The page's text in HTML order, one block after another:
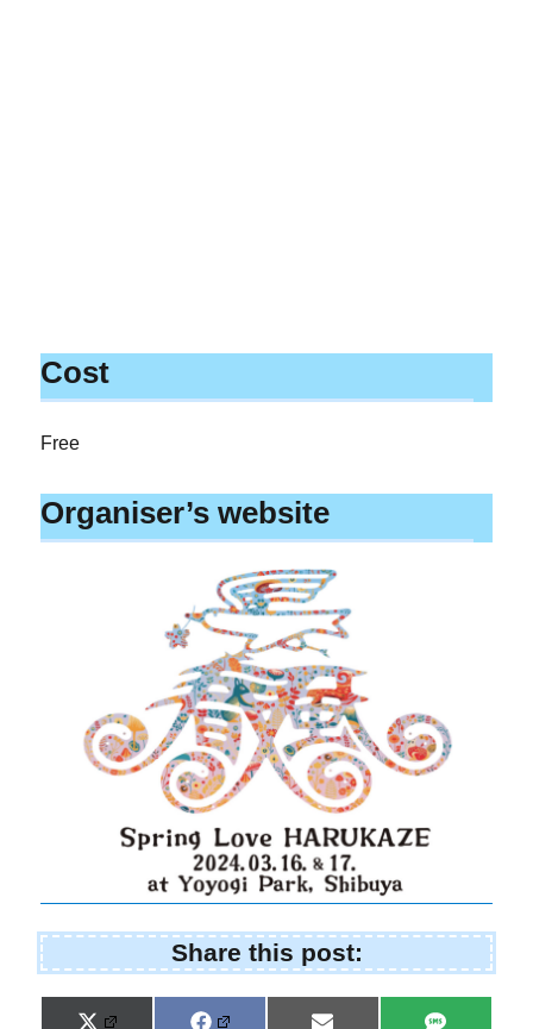
Cost
Free
Organiser’s website
Share this post: